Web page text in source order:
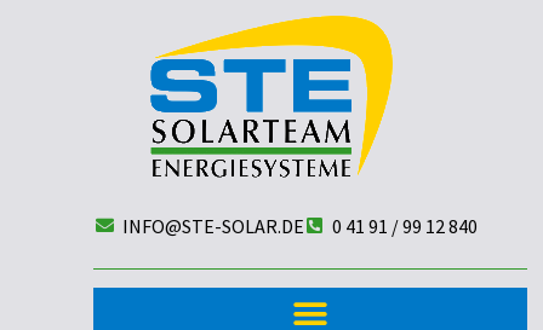
INFO@STE-SOLAR.DE 0 41 91 / 99 12 840